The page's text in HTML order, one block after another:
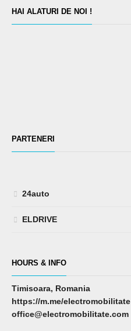
HAI ALATURI DE NOI !
PARTENERI
24auto
ELDRIVE
HOURS & INFO
Timisoara, Romania
https://m.me/electromobilitate
office@electromobilitate.com